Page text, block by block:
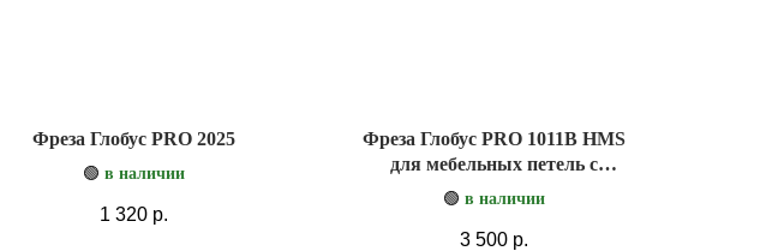
Фреза Глобус PRO 2025
🟢 в наличии
1 320 р.
Фреза Глобус PRO 1011B HMS
для мебельных петель с
подшипником
🟢 в наличии
3 500 р.